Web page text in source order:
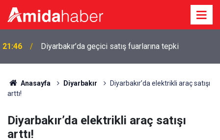
20:43
Batman, Vanspor, Mardin ve Iğdır'ın sezon mesaisi
başlıyor
Anasayfa Diyarbakır
Diyarbakır’da elektrikli araç satışı
arttı!
Diyarbakır’da elektrikli araç satışı
arttı!